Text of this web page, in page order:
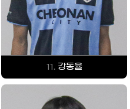
11. 강동율